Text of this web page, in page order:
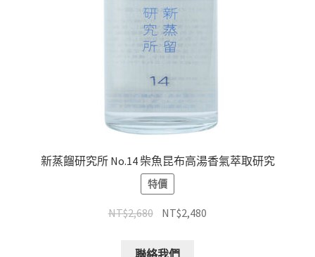
新蒸餾研究所 No.14 柴魚昆布高湯香氣萃取研究
特價
NT$2,680 NT$2,480
聯絡我們